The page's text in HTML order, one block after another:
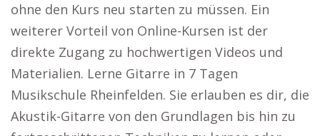
ohne den Kurs neu starten zu müssen. Ein
weiterer Vorteil von Online-Kursen ist der
direkte Zugang zu hochwertigen Videos und
Materialien. Lerne Gitarre in 7 Tagen
Musikschule Rheinfelden. Sie erlauben es dir, die
Akustik-Gitarre von den Grundlagen bis hin zu